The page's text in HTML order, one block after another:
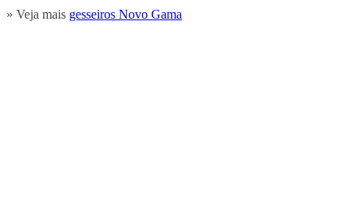
» Veja mais gesseiros Novo Gama